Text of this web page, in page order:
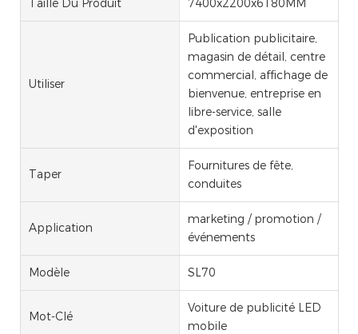
Taille Du Produit 7400x2200x6180MM
Utiliser
Publication publicitaire,
magasin de détail, centre
commercial, affichage de
bienvenue, entreprise en
libre-service, salle
d'exposition
Taper
Fournitures de fête,
conduites
Application
marketing / promotion /
événements
Modèle SL70
Mot-Clé
Voiture de publicité LED
mobile